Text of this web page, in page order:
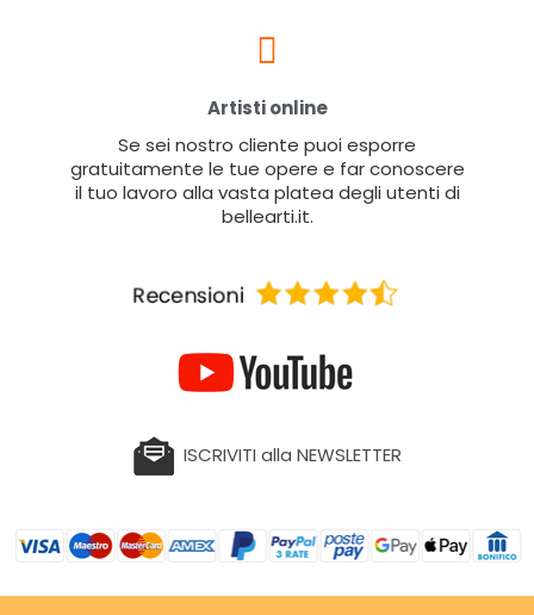
Artisti online
Se sei nostro cliente puoi esporre
gratuitamente le tue opere e far conoscere
il tuo lavoro alla vasta platea degli utenti di
bellearti.it.
ISCRIVITI alla NEWSLETTER